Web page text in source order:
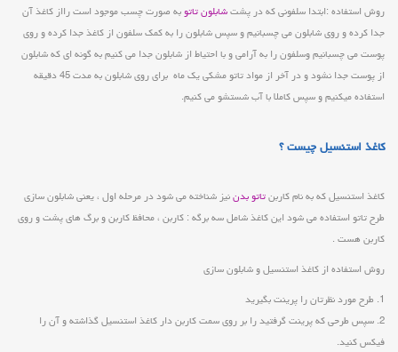
روش استفاده :ابتدا سلفونی که در پشتشابلون تاتوبه صورت چسب موجود است رااز کاغذ آن
جدا کرده و روی شابلون می چسبانیم و سپس شابلون را به کمک سلفون از کاغذ جدا کرده و روی
پوست می چسبانیم وسلفون را به آرامی و با احتیاط از شابلون جدا می کنیم به گونه ای که شابلون
از پوست جدا نشود و در آخر از مواد تاتو مشکی یک ماه برای روی شابلون به مدت 45 دقیقه
استفاده میکنیم و سپس کاملا با آب شستشو می کنیم.
کاغذ استنسیل چیست ؟
کاغذ استنسیل که به نام کاربنتاتو بدننیز شناخته می شود در مرحله اول ، یعنی شابلون سازی
طرح تاتو استفاده می شود این کاغذ شامل سه برگه : کاربن ، محافظ کاربن و برگ های پشت و روی
کاربن هست .
روش استفاده از کاغذ استنسیل و شابلون سازی
1. طرح مورد نظرتان را پرینت بگیرید
2. سپس طرحی که پرینت گرفتید را بر روی سمت کاربن دار کاغذ استنسیل گذاشته و آن را
فیکس کنید.